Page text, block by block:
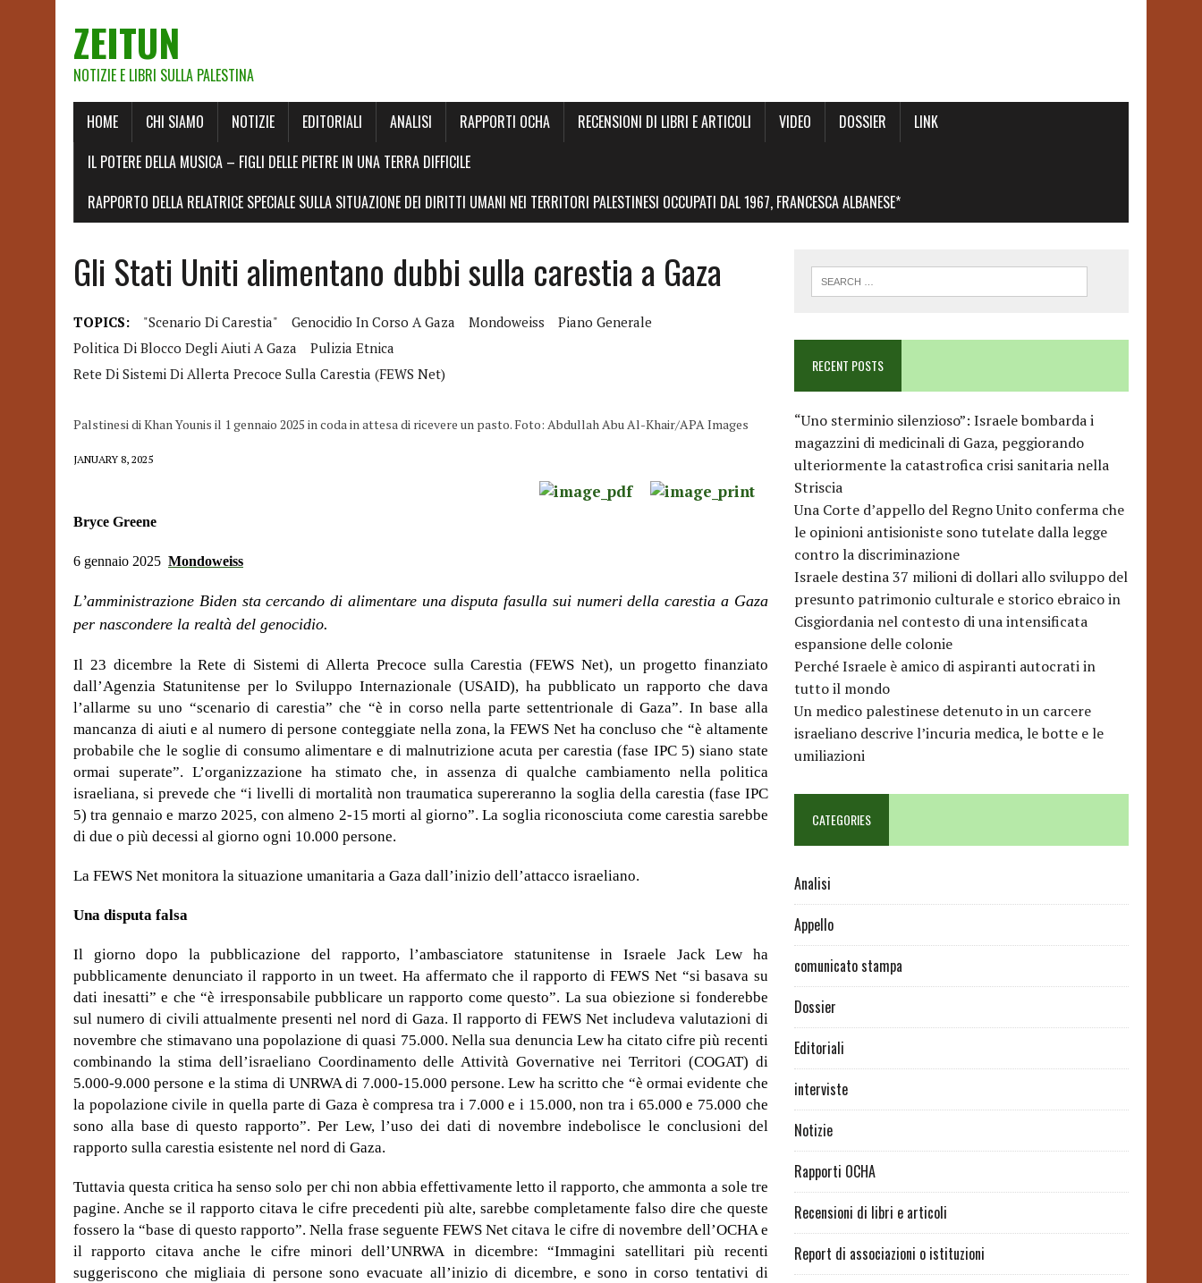
ZEITUN
NOTIZIE E LIBRI SULLA PALESTINA
HOME CHI SIAMO NOTIZIE EDITORIALI ANALISI RAPPORTI OCHA RECENSIONI DI LIBRI E ARTICOLI VIDEO DOSSIER
LINK
IL POTERE DELLA MUSICA – FIGLI DELLE PIETRE IN UNA TERRA DIFFICILE
RAPPORTO DELLA RELATRICE SPECIALE SULLA SITUAZIONE DEI DIRITTI UMANI NEI TERRITORI PALESTINESI OCCUPATI DAL 1967, FRANCESCA ALBANESE*
Gli Stati Uniti alimentano dubbi sulla carestia a Gaza
TOPICS: "scenario Di Carestia" Genocidio In Corso A Gaza Mondoweiss
Piano Generale
Politica Di Blocco Degli Aiuti A Gaza
Pulizia Etnica
Rete Di Sistemi Di Allerta Precoce Sulla Carestia (FEWS Net)
Palstinesi di Khan Younis il 1 gennaio 2025 in coda in attesa di ricevere un pasto. Foto: Abdullah Abu Al-Khair/APA Images
JANUARY 8, 2025
Bryce Greene
6 gennaio 2025 Mondoweiss
L’amministrazione Biden sta cercando di alimentare una disputa fasulla sui numeri della carestia a Gaza
per nascondere la realtà del genocidio.
Il 23 dicembre la Rete di Sistemi di Allerta Precoce sulla Carestia (FEWS Net), un progetto finanziato
dall’Agenzia Statunitense per lo Sviluppo Internazionale (USAID), ha pubblicato un rapporto che dava
l’allarme su uno “scenario di carestia” che “è in corso nella parte settentrionale di Gaza”. In base alla
mancanza di aiuti e al numero di persone conteggiate nella zona, la FEWS Net ha concluso che “è altamente
probabile che le soglie di consumo alimentare e di malnutrizione acuta per carestia (fase IPC 5) siano state
ormai superate”. L’organizzazione ha stimato che, in assenza di qualche cambiamento nella politica
israeliana, si prevede che “i livelli di mortalità non traumatica supereranno la soglia della carestia (fase IPC
5) tra gennaio e marzo 2025, con almeno 2-15 morti al giorno”. La soglia riconosciuta come carestia sarebbe
di due o più decessi al giorno ogni 10.000 persone.
La FEWS Net monitora la situazione umanitaria a Gaza dall’inizio dell’attacco israeliano.
Una disputa falsa
Il giorno dopo la pubblicazione del rapporto, l’ambasciatore statunitense in Israele Jack Lew ha
pubblicamente denunciato il rapporto in un tweet. Ha affermato che il rapporto di FEWS Net “si basava su
dati inesatti” e che “è irresponsabile pubblicare un rapporto come questo”. La sua obiezione si fonderebbe
sul numero di civili attualmente presenti nel nord di Gaza. Il rapporto di FEWS Net includeva valutazioni di
novembre che stimavano una popolazione di quasi 75.000. Nella sua denuncia Lew ha citato cifre più recenti
combinando la stima dell’israeliano Coordinamento delle Attività Governative nei Territori (COGAT) di
5.000-9.000 persone e la stima di UNRWA di 7.000-15.000 persone. Lew ha scritto che “è ormai evidente che
la popolazione civile in quella parte di Gaza è compresa tra i 7.000 e i 15.000, non tra i 65.000 e 75.000 che
sono alla base di questo rapporto”. Per Lew, l’uso dei dati di novembre indebolisce le conclusioni del
rapporto sulla carestia esistente nel nord di Gaza.
Tuttavia questa critica ha senso solo per chi non abbia effettivamente letto il rapporto, che ammonta a sole tre
pagine. Anche se il rapporto citava le cifre precedenti più alte, sarebbe completamente falso dire che queste
fossero la “base di questo rapporto”. Nella frase seguente FEWS Net citava le cifre di novembre dell’OCHA e
il rapporto citava anche le cifre minori dell’UNRWA in dicembre: “Immagini satellitari più recenti
suggeriscono che migliaia di persone sono evacuate all’inizio di dicembre, e sono in corso tentativi di
RECENT POSTS
“Uno sterminio silenzioso”: Israele bombarda i
magazzini di medicinali di Gaza, peggiorando
ulteriormente la catastrofica crisi sanitaria nella
Striscia
Una Corte d’appello del Regno Unito conferma che
le opinioni antisioniste sono tutelate dalla legge
contro la discriminazione
Israele destina 37 milioni di dollari allo sviluppo del
presunto patrimonio culturale e storico ebraico in
Cisgiordania nel contesto di una intensificata
espansione delle colonie
Perché Israele è amico di aspiranti autocrati in
tutto il mondo
Un medico palestinese detenuto in un carcere
israeliano descrive l’incuria medica, le botte e le
umiliazioni
CATEGORIES
Analisi
Appello
comunicato stampa
Dossier
Editoriali
interviste
Notizie
Rapporti OCHA
Recensioni di libri e articoli
Report di associazioni o istituzioni